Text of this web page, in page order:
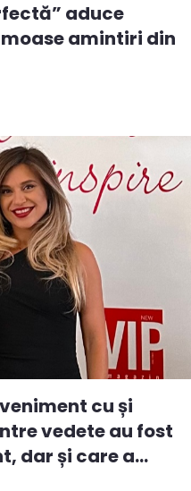
aduce
amintiri din
cu și
vedete au fost
dar și care a